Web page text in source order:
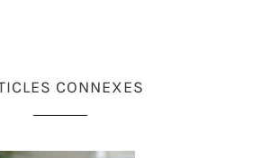
CONNEXES